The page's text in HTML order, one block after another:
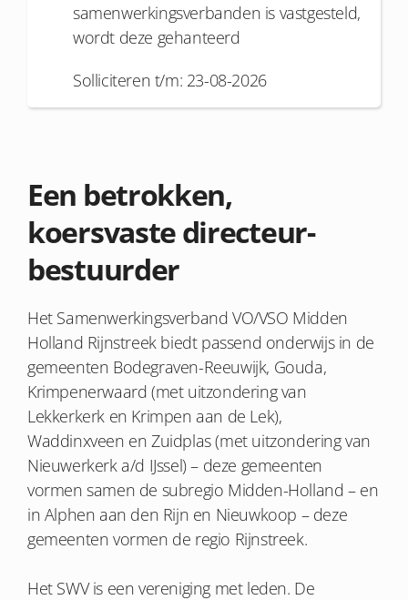
samenwerkingsverbanden is vastgesteld,
wordt deze gehanteerd
Solliciteren t/m: 23-08-2026
Een betrokken,
koersvaste directeur-
bestuurder
Het Samenwerkingsverband VO/VSO Midden
Holland Rijnstreek biedt passend onderwijs in de
gemeenten Bodegraven-Reeuwijk, Gouda,
Krimpenerwaard (met uitzondering van
Lekkerkerk en Krimpen aan de Lek),
Waddinxveen en Zuidplas (met uitzondering van
Nieuwerkerk a/d IJssel) – deze gemeenten
vormen samen de subregio Midden-Holland – en
in Alphen aan den Rijn en Nieuwkoop – deze
gemeenten vormen de regio Rijnstreek.
Het SWV is een vereniging met leden. De